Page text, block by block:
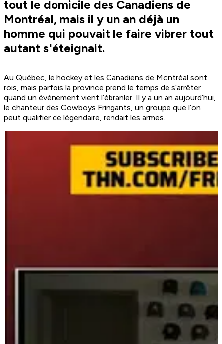
tout le domicile des Canadiens de
Montréal, mais il y un an déjà un
homme qui pouvait le faire vibrer tout
autant s'éteignait.
Au Québec, le hockey et les Canadiens de Montréal sont
rois, mais parfois la province prend le temps de s’arrêter
quand un évènement vient l’ébranler. Il y a un an aujourd’hui,
le chanteur des Cowboys Fringants, un groupe que l’on
peut qualifier de légendaire, rendait les armes.